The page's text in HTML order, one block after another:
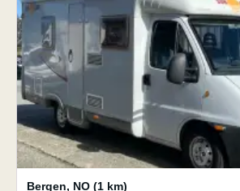
Bergen, NO (1 km)